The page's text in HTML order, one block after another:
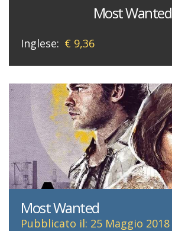
Most Wanted
Inglese: € 9,36
Most Wanted
Pubblicato il: 25 Maggio 2018